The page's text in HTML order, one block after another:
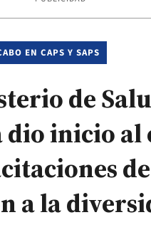
EN CAPS Y SAPS
de
dio inicio al
de
a la